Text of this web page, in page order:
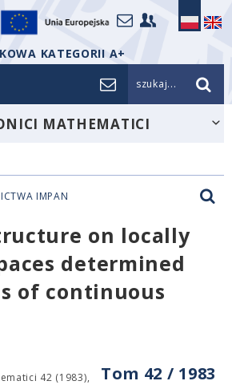
KATEGORII A+
szukaj...
MATHEMATICI
IMPAN
on locally
determined
of continuous
Tom 42 / 1983
42 (1983),